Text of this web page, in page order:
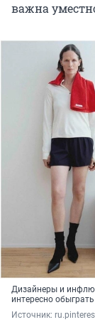
важна
Дизайнеры и
интересно
Источник: